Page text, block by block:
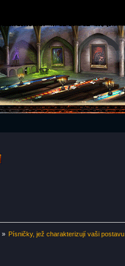
» Písničky, jež charakterizují vaši postavu